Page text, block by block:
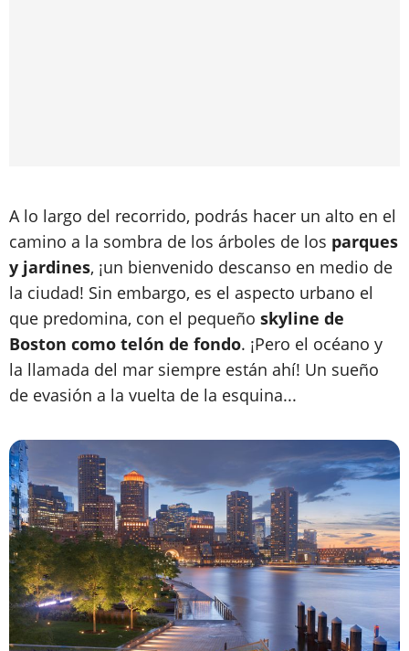
A lo largo del recorrido, podrás hacer un alto en el
camino a la sombra de los árboles de los parques
y jardines, ¡un bienvenido descanso en medio de
la ciudad! Sin embargo, es el aspecto urbano el
que predomina, con el pequeño skyline de
Boston como telón de fondo. ¡Pero el océano y
la llamada del mar siempre están ahí! Un sueño
de evasión a la vuelta de la esquina...